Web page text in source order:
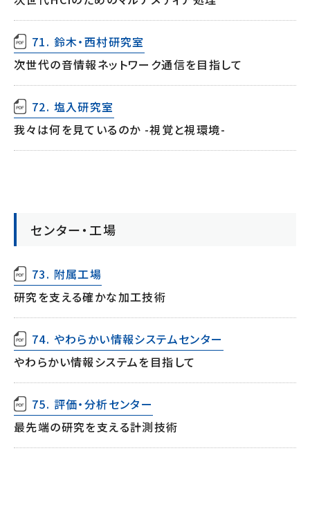
71. 鈴木・西村研究室
次世代の音情報ネットワーク通信を目指して
72. 塩入研究室
我々は何を見ているのか -視覚と視環境-
センター・工場
73. 附属工場
研究を支える確かな加工技術
74. やわらかい情報システムセンター
やわらかい情報システムを目指して
75. 評価・分析センター
最先端の研究を支える計測技術